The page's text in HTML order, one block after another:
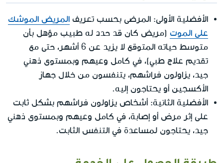
الأفضلية الأولى: المرضى بحسب تعريف المريض الموشك
على الموت (مريض كان قد حدد له طبيب مؤهل بأن
متوسط حياته المتوقع لا يزيد عن 6 أشهر، حتى مع
تقديم علاج طبي)، في كامل وعيهم وبمستوى ذهني
جيد، يزاولون فراشهم، يتنفسون من خلال جهاز
الأكسجين أو يحتاجون إليه.
الأفضلية الثانية: أشخاص يزاولون فراشهم بشكل ثابت
على إثر مرض أو إصابة، في كامل وعيهم وبمستوى ذهني
جيد، يحتاجون لمساعدة في التنفس الثابت.
طريقة الحصول على الخدمة